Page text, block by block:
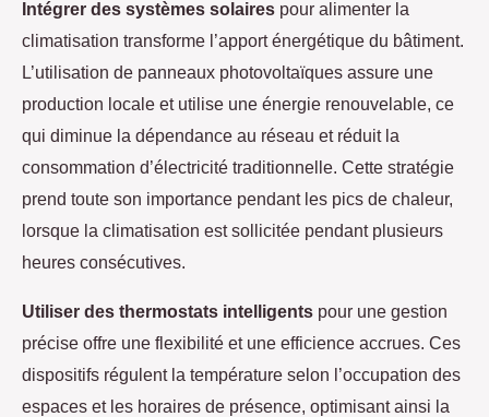
Intégrer des systèmes solaires pour alimenter la
climatisation transforme l’apport énergétique du bâtiment.
L’utilisation de panneaux photovoltaïques assure une
production locale et utilise une énergie renouvelable, ce
qui diminue la dépendance au réseau et réduit la
consommation d’électricité traditionnelle. Cette stratégie
prend toute son importance pendant les pics de chaleur,
lorsque la climatisation est sollicitée pendant plusieurs
heures consécutives.
Utiliser des thermostats intelligents pour une gestion
précise offre une flexibilité et une efficience accrues. Ces
dispositifs régulent la température selon l’occupation des
espaces et les horaires de présence, optimisant ainsi la